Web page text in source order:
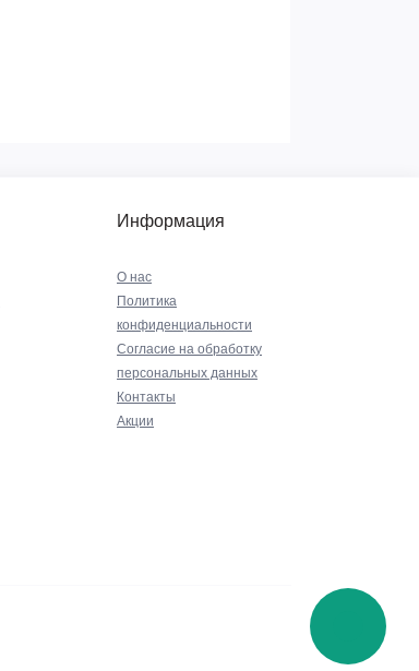
Информация
О нас
Политика
конфиденциальности
Согласие на обработку
персональных данных
Контакты
Акции